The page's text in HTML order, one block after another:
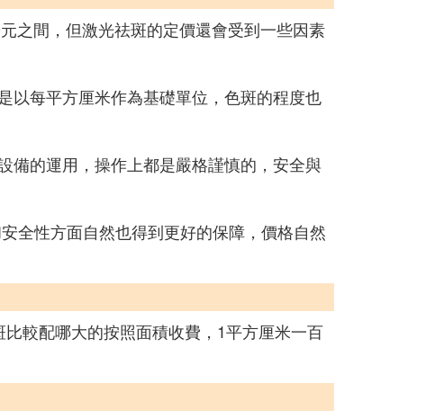
之間，但激光祛斑的定價還會受到一些因素
以每平方厘米作為基礎單位，色斑的程度也
備的運用，操作上都是嚴格謹慎的，安全與
全性方面自然也得到更好的保障，價格自然
較配哪大的按照面積收費，1平方厘米一百